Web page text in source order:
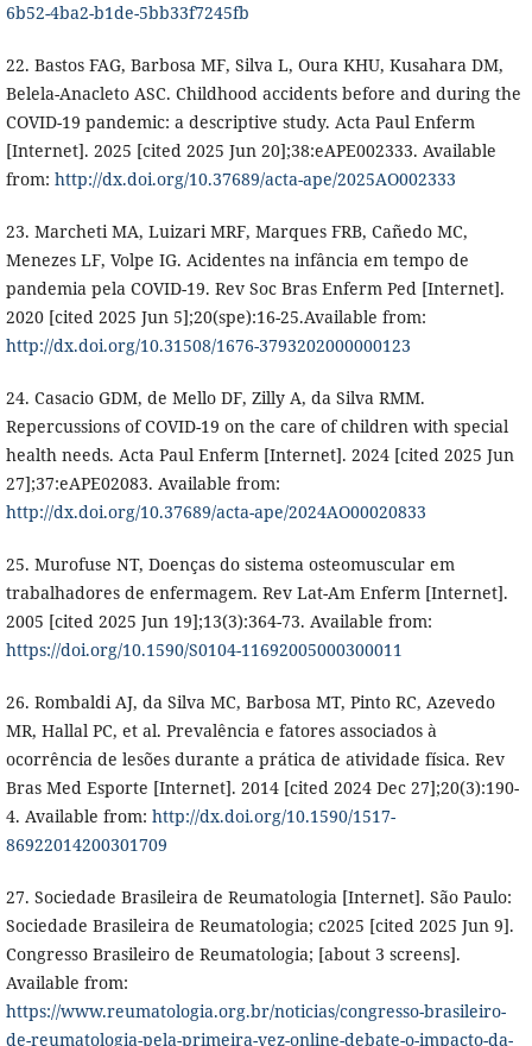
6b52-4ba2-b1de-5bb33f7245fb
22. Bastos FAG, Barbosa MF, Silva L, Oura KHU, Kusahara DM,
Belela-Anacleto ASC. Childhood accidents before and during the
COVID-19 pandemic: a descriptive study. Acta Paul Enferm
[Internet]. 2025 [cited 2025 Jun 20];38:eAPE002333. Available
from: http://dx.doi.org/10.37689/acta-ape/2025AO002333
23. Marcheti MA, Luizari MRF, Marques FRB, Cañedo MC,
Menezes LF, Volpe IG. Acidentes na infância em tempo de
pandemia pela COVID-19. Rev Soc Bras Enferm Ped [Internet].
2020 [cited 2025 Jun 5];20(spe):16-25.Available from:
http://dx.doi.org/10.31508/1676-3793202000000123
24. Casacio GDM, de Mello DF, Zilly A, da Silva RMM.
Repercussions of COVID-19 on the care of children with special
health needs. Acta Paul Enferm [Internet]. 2024 [cited 2025 Jun
27];37:eAPE02083. Available from:
http://dx.doi.org/10.37689/acta-ape/2024AO00020833
25. Murofuse NT, Doenças do sistema osteomuscular em
trabalhadores de enfermagem. Rev Lat-Am Enferm [Internet].
2005 [cited 2025 Jun 19];13(3):364-73. Available from:
https://doi.org/10.1590/S0104-11692005000300011
26. Rombaldi AJ, da Silva MC, Barbosa MT, Pinto RC, Azevedo
MR, Hallal PC, et al. Prevalência e fatores associados à
ocorrência de lesões durante a prática de atividade física. Rev
Bras Med Esporte [Internet]. 2014 [cited 2024 Dec 27];20(3):190-
4. Available from: http://dx.doi.org/10.1590/1517-
86922014200301709
27. Sociedade Brasileira de Reumatologia [Internet]. São Paulo:
Sociedade Brasileira de Reumatologia; c2025 [cited 2025 Jun 9].
Congresso Brasileiro de Reumatologia; [about 3 screens].
Available from:
https://www.reumatologia.org.br/noticias/congresso-brasileiro-
de-reumatologia-pela-primeira-vez-online-debate-o-impacto-da-